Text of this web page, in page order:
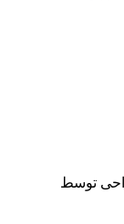
توسط